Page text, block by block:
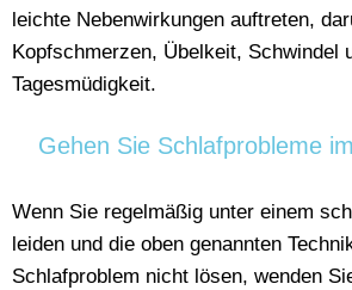
leichte Nebenwirkungen auftreten,
Kopfschmerzen, Übelkeit, Schwindel
Tagesmüdigkeit.
Gehen Sie Schlafprobleme
Wenn Sie regelmäßig unter einem
leiden und die oben genannten
Schlafproblem nicht lösen, wenden